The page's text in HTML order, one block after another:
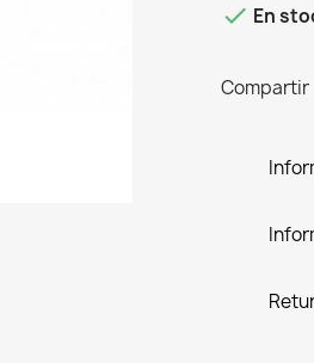
 En
Compartir